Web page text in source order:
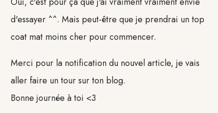
d'essayer ^^. Mais peut-être que je prendrai un top
coat mat moins cher pour commencer.
Merci pour la notification du nouvel article, je vais
aller faire un tour sur ton blog.
Bonne journée à toi <3